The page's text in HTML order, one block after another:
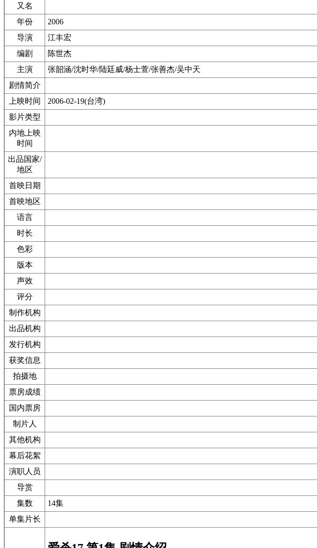
又名
年份
2006
导演
江丰宏
编剧
陈世杰
主演
张韶涵/沈时华/陆廷威/杨士萱/张善杰/吴中天
剧情简介
上映时间
2006-02-19(台湾)
影片类型
内地上映
时间
出品国家/
地区
首映日期
首映地区
语言
时长
色彩
版本
声效
评分
制作机构
出品机构
发行机构
获奖信息
拍摄地
票房成绩
国内票房
制片人
其他机构
幕后花絮
演职人员
导赏
集数
14集
单集片长